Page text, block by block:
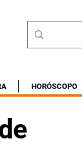
HORÓSCOPO